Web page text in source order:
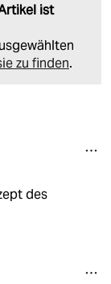
ist
zu finden.
des